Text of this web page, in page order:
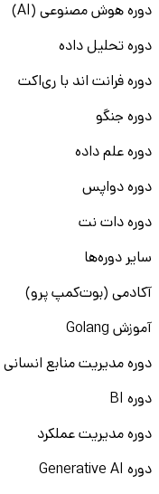
دوره هوش مصنوعی (AI)
دوره تحلیل داده
دوره فرانت اند با ری‌اکت
دوره جنگو
دوره علم داده
دوره دواپس
دوره دات نت
سایر دوره‌ها
آکادمی (بوت‌کمپ پرو)
آموزش Golang
دوره مدیریت منابع انسانی
دوره BI
دوره مدیریت عملکرد
دوره Generative AI